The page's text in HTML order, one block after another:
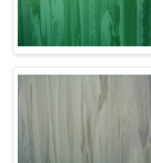
HƯỚNG
DẪN
VR
CHÚNG
TÔI
Sàn
trọng